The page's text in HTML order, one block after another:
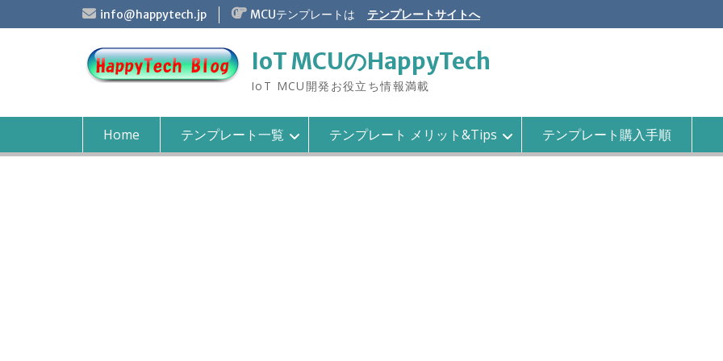
k
t
info@happytech.jp MCUテンプレートは テンプレートサイトへ
IoT MCUのHappyTech
IoT MCU開発お役立ち情報満載
Home テンプレート一覧 テンプレート メリット&Tips テンプレート購入手順